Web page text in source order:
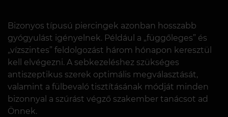
Bizonyos típusú piercingek azonban hosszabb
gyógyulást igényelnek. Például a „függőleges” és
„vízszintes” feldolgozást három hónapon keresztül
kell elvégezni. A sebkezeléshez szükséges
antiszeptikus szerek optimális megválasztását,
valamint a fülbevaló tisztításának módját minden
bizonnyal a szúrást végző szakember tanácsot ad
Önnek.